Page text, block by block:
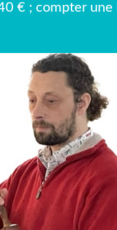
€ ; compter une